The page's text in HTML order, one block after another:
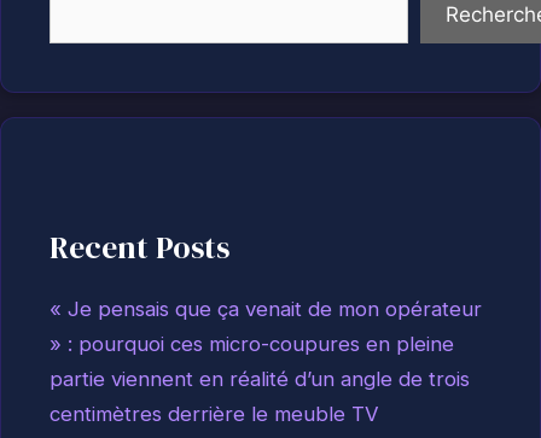
Recent Posts
« Je pensais que ça venait de mon opérateur
» : pourquoi ces micro-coupures en pleine
partie viennent en réalité d’un angle de trois
centimètres derrière le meuble TV